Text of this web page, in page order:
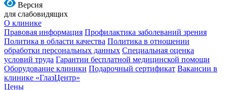
Версия
для слабовидящих
О клинике
Правовая информация Профилактика заболеваний зрения
Политика в области качества Политика в отношении
обработки персональных данных Специальная оценка
условий труда Гарантии бесплатной медицинской помощи
Оборудование клиники Подарочный сертификат Вакансии в
клинике «ГлазЦентр»
Цены